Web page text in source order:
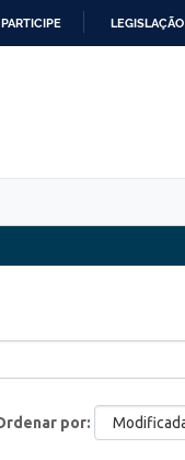
PARTICIPE LEGISLAÇÃO
por